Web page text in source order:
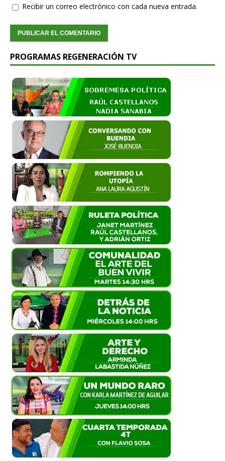
Recibir un correo electrónico con cada nueva entrada.
PROGRAMAS REGENERACIÓN TV